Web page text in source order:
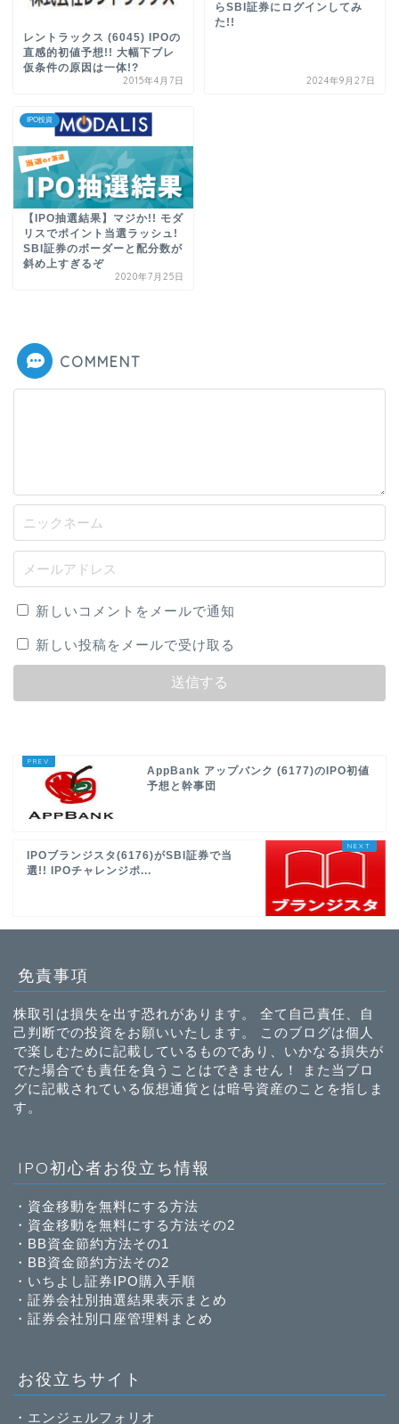
レントラックス (6045) IPOの
直感的初値予想!! 大幅下ブレ
仮条件の原因は一体!?
2015年4月7日
らSBI証券にログインしてみ
た!!
2024年9月27日
IPO投資
【IPO抽選結果】マジか!! モダ
リスでポイント当選ラッシュ!
SBI証券のボーダーと配分数が
斜め上すぎるぞ
2020年7月25日
COMMENT
新しいコメントをメールで通知
新しい投稿をメールで受け取る
AppBank アップバンク (6177)のIPO初値
予想と幹事団
IPOブランジスタ(6176)がSBI証券で当
選!! IPOチャレンジポ...
免責事項
株取引は損失を出す恐れがあります。 全て自己責任、自
己判断での投資をお願いいたします。 このブログは個人
で楽しむために記載しているものであり、いかなる損失が
でた場合でも責任を負うことはできません！ また当ブロ
グに記載されている仮想通貨とは暗号資産のことを指しま
す。
IPO初心者お役立ち情報
・ 資金移動を無料にする方法
・ 資金移動を無料にする方法その2
・ BB資金節約方法その1
・ BB資金節約方法その2
・ いちよし証券IPO購入手順
・ 証券会社別抽選結果表示まとめ
・ 証券会社別口座管理料まとめ
お役立ちサイト
・ エンジェルフォリオ